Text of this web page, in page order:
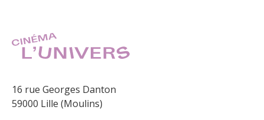
16 rue Georges Danton
59000 Lille (Moulins)